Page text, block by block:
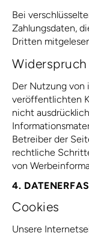
Bei
Zahlungsdaten,
Dritten
Der Nutzung von
veröffentlichten
nicht
Betreiber der
rechtliche
von
4.
Cookies
Unsere